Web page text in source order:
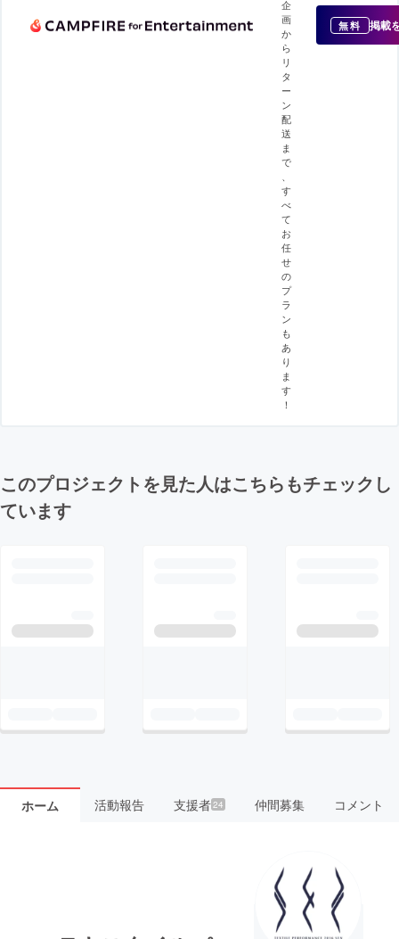
企
画
か
ら
リ
タ
ー
ン
配
送
ま
で
、
す
べ
て
お
任
せ
の
プ
ラ
ン
も
あ
り
ま
す
！
無料 掲載
このプロジェクトを見た人はこちらもチェックし
ています
ホーム 活動報告 支援者24 仲間募集 コメント